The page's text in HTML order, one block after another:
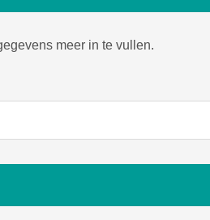
meer in te vullen.